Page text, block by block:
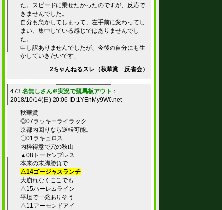
た。スピードに乗せたかったのですが、反応で
きませんでした。
自分も急かしてしまって、左手前に変わってし
まい、集中している感じではありませんでし
た。
申し訳ありませんでしたが、今後の自分にも生
かしていきたいです」
2ちゃんねるスレ（秋華賞 反省会）
473 名無しさん＠実況で競馬板アウト ：
2018/10/14(日) 20:06 ID:1YEnMy9W0.net
秋華賞
◎07ラッキーライラック
京都内回りなら逆転可能。
〇01ラキュロス
内枠得意で穴の秋山
▲08トーセンブレス
本来の末脚勝負で
△14ゴージャスランチ
大崩れなくここでも
△15ハーレムライン
平坦で一発ありそう
△11アーモンドアイ